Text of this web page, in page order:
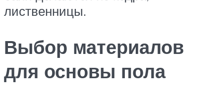
лиственницы.
Выбор материалов
для основы пола